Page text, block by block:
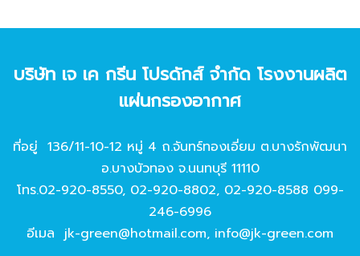
บริษัท เจ เค กรีน โปรดักส์ จํากัด โรงงานผลิต
แผ่นกรองอากาศ
ที่อยู่ 136/11-10-12 หมู่ 4 ถ.จันทร์ทองเอี่ยม ต.บางรักพัฒนา
อ.บางบัวทอง จ.นนทบุรี 11110
โทร.02-920-8550, 02-920-8802, 02-920-8588 099-
246-6996
อีเมล jk-green@hotmail.com, info@jk-green.com